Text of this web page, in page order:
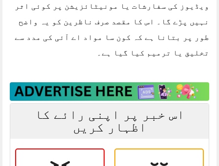
ویڈیوز کی سفارشات یا مونیٹائزیشن پر کوئی اثر
نہیں پڑے گا۔ اس کا مقصد صرف ناظرین کو یہ واضح
طور پر بتانا ہے کہ کون سا مواد اے آئی کی مدد سے
تخلیق یا ترمیم کیا گیا ہے۔
اس خبر پر اپنی رائے کا
اظہار کریں